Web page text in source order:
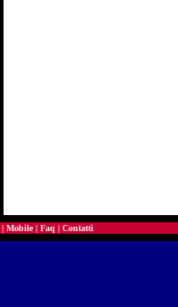
| Mobile| Faq | Contatti